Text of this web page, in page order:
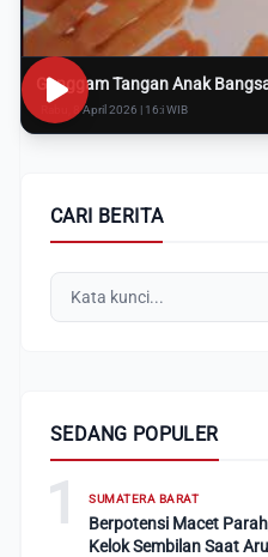
Genggam Tangan Anak
Rabu, 8 April 2026 | 16:i WIB
CARI BERITA
SEDANG POPULER
1 SUMATERA BARAT
Berpotensi Macet
Kelok Sembilan Saat